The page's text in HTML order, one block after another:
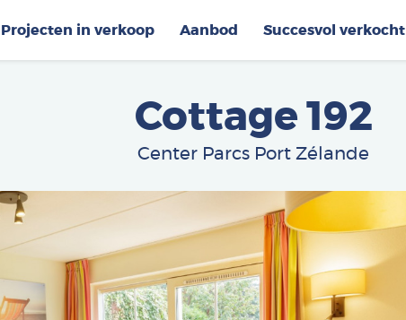
Top
Projecten in verkoop Aanbod Succesvol verkocht
Cottage 192
Center Parcs Port Zélande